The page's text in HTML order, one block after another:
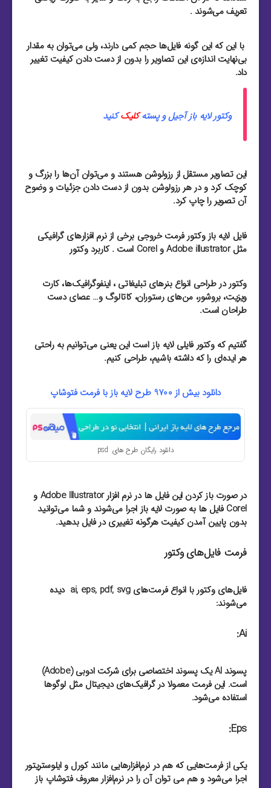
تعریف می‌شوند .
با این که این گونه فایل‌ها حجم کمی دارند، ولی می‌توان به مقدار
بی‌نهایت اندازه‌ی این تصاویر را بدون از دست دادن کیفیت تغییر
داد.
وکتور لایه باز آجیل و پستهکلیککنید
این تصاویر مستقل از رزولوشن هستند و می‌توان آن‌ها را بزرگ و
کوچک کرد و در هر رزولوشن بدون از دست دادن جزئیات و وضوح
آن تصویر را چاپ کرد.
فایل لایه باز وکتور فرمت خروجی برخی از نرم افزار‌های گرافیکی
مثل Adobe illustrator و Corel است . کاربرد وکتور
وکتور در طراحی انواع بنرهای تبلیغاتی ، اینفوگرافیک‌ها، کارت
ویزیت‌، بروشور‌، من‌های رستوران‌، کاتالوگ و… عصای دست
طراحان است.
گفتیم که وکتور فایلی لایه باز است این یعنی می‌توانیم به راحتی
هر ایده‌ای را که داشته باشیم، طراحی کنیم.
دانلود بیش از 9700 طرح لایه باز با فرمت فتوشاپ
دانلود رایگان طرح های psd
در صورت باز کردن این فایل ها در نرم افزار Adobe Illustrator و
Corel فایل ها به صورت لایه باز اجرا می‌شوند و شما می‌توانید
بدون پایین آمدن کیفیت هرگونه تغییری در فایل بدهید.
فرمت فایل‌های وکتور
فایل‌های وکتور با انواع فرمت‌های ai, eps, pdf, svg دیده
می‌شوند:
Ai:
پسوند AI یک پسوند اختصاصی برای شرکت ادوبی (Adobe)
است. این فرمت معمولا در گرافیک‌های دیجیتال مثل لوگو‌ها
استفاده می‌شود.
Eps:
یکی از فرمت‌هایی که هم در نرم‌افزار‌هایی مانند کورل و ایلوستریتور
اجرا می‌شود و هم می توان آن را در نرم‌افزار معروف فتوشاپ باز